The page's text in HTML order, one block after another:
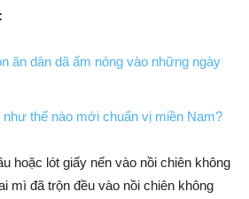
ăn dân dã ấm nóng vào những ngày
như thế nào mới chuẩn vị miền Nam?
hoặc lót giấy nến vào nồi chiên không
mì đã trộn đều vào nồi chiên không